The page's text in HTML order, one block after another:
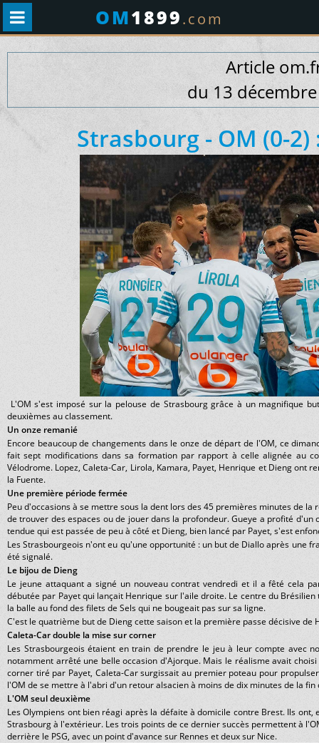
OM1899.com
Article
du 13
Strasbourg - OM (0-
L'OM s'est imposé sur la pelouse de Strasbourg grâce à un magnifique
deuxièmes au classement.
Un onze remanié
Encore beaucoup de changements dans le onze de départ de l'OM, ce
fait sept modifications dans sa formation par rapport à celle alignée au
Vélodrome. Lopez, Caleta-Car, Lirola, Kamara, Payet, Henrique et Dieng ont
la Fuente.
Une première période fermée
Peu d'occasions à se mettre sous la dent lors des 45 premières minutes de
de trouver des espaces ou de jouer dans la profondeur. Gueye a profité
tendue qui est passée de peu à côté et Dieng, bien lancé par Payet, s'est
Les Strasbourgeois n'ont eu qu'une opportunité : un but de Diallo après une
été signalé.
Le bijou de Dieng
Le jeune attaquant a signé un nouveau contrat vendredi et il a fêté cela
débutée par Payet qui lançait Henrique sur l'aile droite. Le centre du
la balle au fond des filets de Sels qui ne bougeait pas sur sa ligne.
C'est le quatrième but de Dieng cette saison et la première passe décisive de
Caleta-Car double la mise sur corner
Les Strasbourgeois étaient en train de prendre le jeu à leur compte avec
notamment arrêté une belle occasion d'Ajorque. Mais le réalisme avait
corner tiré par Payet, Caleta-Car surgissait au premier poteau pour
l'OM de se mettre à l'abri d'un retour alsacien à moins de dix minutes de la
L'OM seul deuxième
Les Olympiens ont bien réagi après la défaite à domicile contre Brest. Ils
Strasbourg à l'extérieur. Les trois points de ce dernier succès permettent à
derrière le PSG, avec un point d'avance sur Rennes et deux sur Nice.